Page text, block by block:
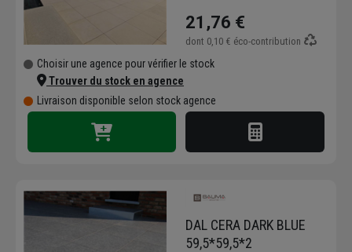
21,76 €
dont 0,10 € éco-contribution
Choisir une agence pour vérifier le stock
Trouver du stock en agence
Livraison disponible selon stock agence
DAL CERA DARK BLUE
59,5*59,5*2